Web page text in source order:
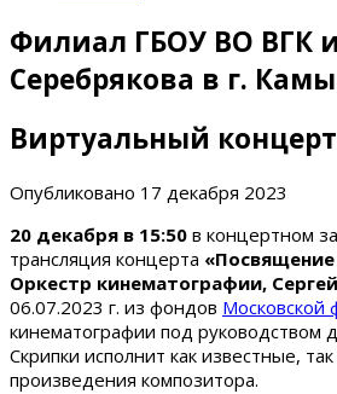
Филиал ГБОУ ВО ВГК
Серебрякова в г.
Виртуальный
Опубликовано 17 декабря 2023
20 декабря в 15:50 в концертном
трансляция концерта
Оркестр кинематографии,
06.07.2023 г. из фондов Московской
кинематографии под руководством
Скрипки исполнит как известные,
произведения композитора.